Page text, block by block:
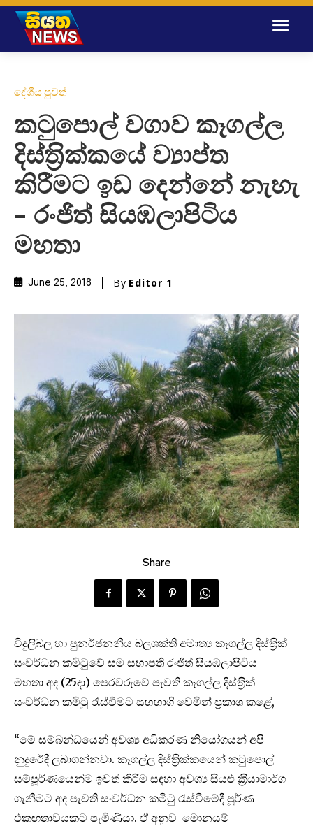
දේශීය පුවත්
කටුපොල් වගාව කෑගල්ල
දිස්ත‍්‍රික්කයේ ව්‍යාප්ත
කිරීමට ඉඩ දෙන්නේ නැහැ
– රංජිත් සියඹලාපිටිය
මහතා
June 25, 2018 By Editor 1
Share
විදුලිබල හා පුනර්ජනනීය බලශක්ති අමාත්‍ය කෑගල්ල දිස්ත‍්‍රික්
සංවර්ධන කමිටුවේ සම සභාපති රංජිත් සියඹලාපිටිය
මහතා අද (25දා) පෙරවරුවේ පැවති කෑගල්ල දිස්ත‍්‍රික්
සංවර්ධන කමිටු රැස්වීමට සහභාගි වෙමින් ප‍්‍රකාශ කළේ,
“මේ සම්බන්ධයෙන් අවශ්‍ය අධිකරණ නියෝගයන් අපි
නුදුරේදී ලබාගන්නවා. කෑගල්ල දිස්ත‍්‍රික්කයෙන් කටුපොල්
සම්පූර්ණයෙන්ම ඉවත් කිරීම සඳහා අවශ්‍ය සියළු ක‍්‍රියාමාර්ග
ගැනීමට අද පැවති සංවර්ධන කමිටු රැස්වීමේදී පූර්ණ
එකඟතාවයකට පැමිණියා. ඒ අනුව මොනයම්